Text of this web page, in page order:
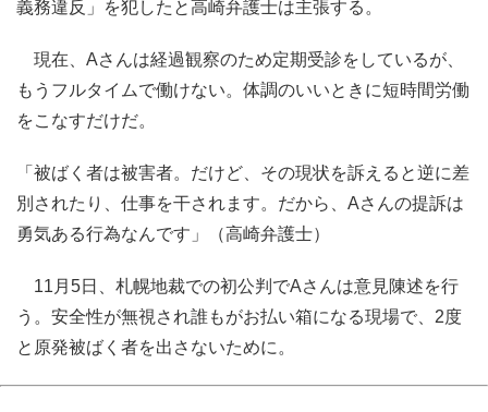
義務違反」を犯したと高崎弁護士は主張する。
現在、Aさんは経過観察のため定期受診をしているが、
もうフルタイムで働けない。体調のいいときに短時間労働
をこなすだけだ。
「被ばく者は被害者。だけど、その現状を訴えると逆に差
別されたり、仕事を干されます。だから、Aさんの提訴は
勇気ある行為なんです」（高崎弁護士）
11月5日、札幌地裁での初公判でAさんは意見陳述を行
う。安全性が無視され誰もがお払い箱になる現場で、2度
と原発被ばく者を出さないために。